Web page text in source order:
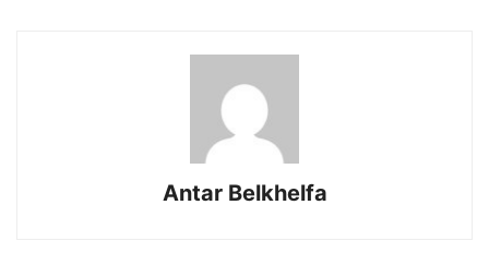
Antar Belkhelfa